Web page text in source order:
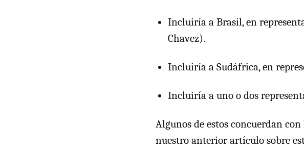
Incluiría a Brasil, en
Chavez).
Incluiría a Sudáfrica, en
Incluiría a uno o dos
Algunos de estos concuerdan
nuestro anterior artículo sobre